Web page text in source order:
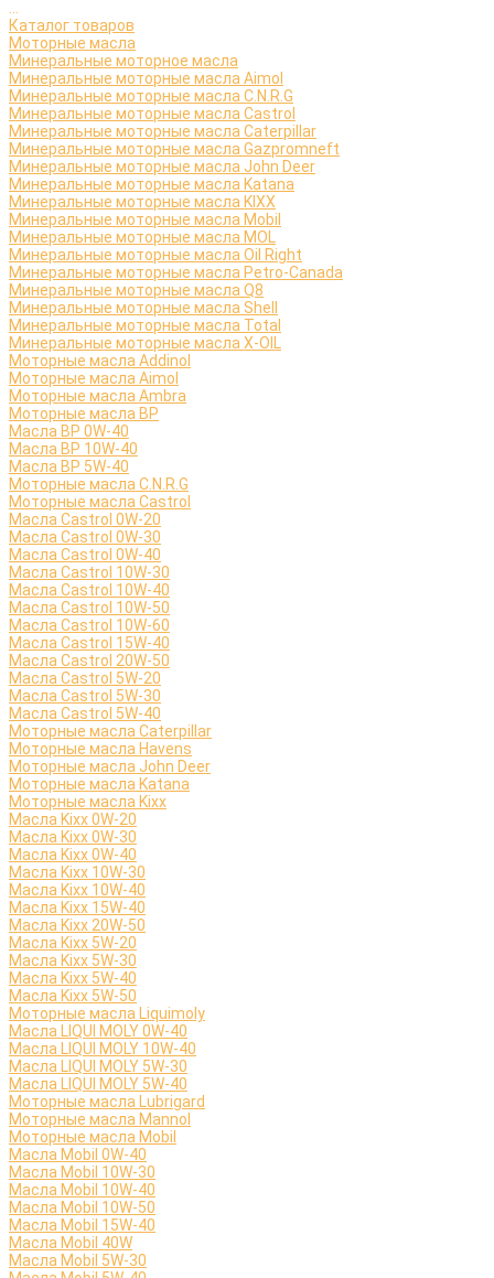
Каталог товаров
Моторные масла
Минеральные моторное масла
Минеральные моторные масла Aimol
Минеральные моторные масла C.N.R.G
Минеральные моторные масла Castrol
Минеральные моторные масла Caterpillar
Минеральные моторные масла Gazpromneft
Минеральные моторные масла John Deer
Минеральные моторные масла Katana
Минеральные моторные масла KIXX
Минеральные моторные масла Mobil
Минеральные моторные масла MOL
Минеральные моторные масла Oil Right
Минеральные моторные масла Petro-Canada
Минеральные моторные масла Q8
Минеральные моторные масла Shell
Минеральные моторные масла Total
Минеральные моторные масла X-OIL
Моторные масла Addinol
Моторные масла Aimol
Моторные масла Ambra
Моторные масла BP
Масла BP 0W-40
Масла BP 10W-40
Масла BP 5W-40
Моторные масла C.N.R.G
Моторные масла Castrol
Масла Castrol 0W-20
Масла Castrol 0W-30
Масла Castrol 0W-40
Масла Castrol 10W-30
Масла Castrol 10W-40
Масла Castrol 10W-50
Масла Castrol 10W-60
Масла Castrol 15W-40
Масла Castrol 20W-50
Масла Castrol 5W-20
Масла Castrol 5W-30
Масла Castrol 5W-40
Моторные масла Caterpillar
Моторные масла Havens
Моторные масла John Deer
Моторные масла Katana
Моторные масла Kixx
Масла Kixx 0W-20
Масла Kixx 0W-30
Масла Kixx 0W-40
Масла Kixx 10W-30
Масла Kixx 10W-40
Масла Kixx 15W-40
Масла Kixx 20W-50
Масла Kixx 5W-20
Масла Kixx 5W-30
Масла Kixx 5W-40
Масла Kixx 5W-50
Моторные масла Liquimoly
Масла LIQUI MOLY 0W-40
Масла LIQUI MOLY 10W-40
Масла LIQUI MOLY 5W-30
Масла LIQUI MOLY 5W-40
Моторные масла Lubrigard
Моторные масла Mannol
Моторные масла Mobil
Масла Mobil 0W-40
Масла Mobil 10W-30
Масла Mobil 10W-40
Масла Mobil 10W-50
Масла Mobil 15W-40
Масла Mobil 40W
Масла Mobil 5W-30